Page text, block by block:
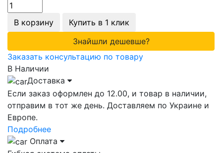
В корзину
Купить в 1 клик
Знайшли дешевше?
Заказать консультацию по товару
В Наличии
Доставка
Если заказ оформлен до 12.00, и товар в наличии,
отправим в тот же день. Доставляем по Украине и
Европе.
Подробнее
Оплата